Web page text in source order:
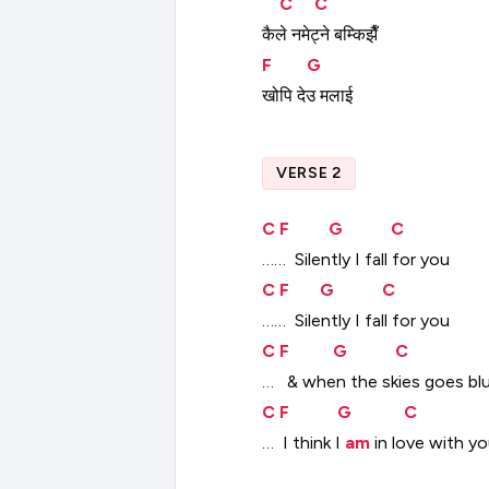
कैले नमेट्ने बम्किझैँ
F
G
खोपि देउ मलाई
VERSE 2
C F G
C
…… Silently I fall for you
C F G
C
…… Silently I fall for you
C F G
C
…
& when the skies goes
C F G
C
… I think I am in love with